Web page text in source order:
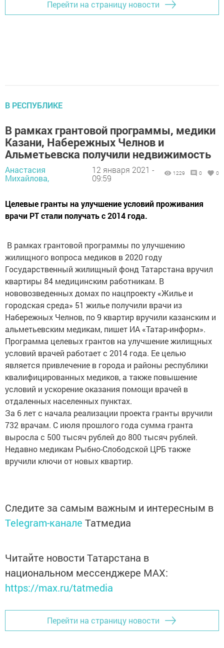
Перейти на страницу новости
В РЕСПУБЛИКЕ
В рамках грантовой программы, медики
Казани, Набережных Челнов и
Альметьевска получили недвижимость
Анастасия
Михайлова,
12 января 2021 -
09:59
1229 0 0
Целевые гранты на улучшение условий проживания
врачи РТ стали получать с 2014 года.
В рамках грантовой программы по улучшению
жилищного вопроса медиков в 2020 году
Государственный жилищный фонд Татарстана вручил
квартиры 84 медицинским работникам.​ В
нововозведенных домах по нацпроекту «Жилье и
городская среда» 51 жилье получили врачи из
Набережных Челнов, по 9 квартир вручили казанским и
альметьевским медикам, пишет ИА «Татар-информ».
Программа целевых грантов на улучшение жилищных
условий врачей работает с 2014 года. Ее целью
является привлечение в города и районы республики
квалифицированных медиков, а также повышение
условий и ускорение оказания помощи врачей в
отдаленных населенных пунктах.
За 6 лет с начала реализации проекта гранты вручили
732 врачам. С июля прошлого года сумма гранта
выросла с 500 тысяч рублей до 800 тысяч рублей.
Недавно медикам Рыбно-Слободской ЦРБ также
вручили ключи от новых квартир.
Следите за самым важным и интересным в
Telegram-канале Татмедиа
Читайте новости Татарстана в
национальном мессенджере MАХ:
https://max.ru/tatmedia
Перейти на страницу новости